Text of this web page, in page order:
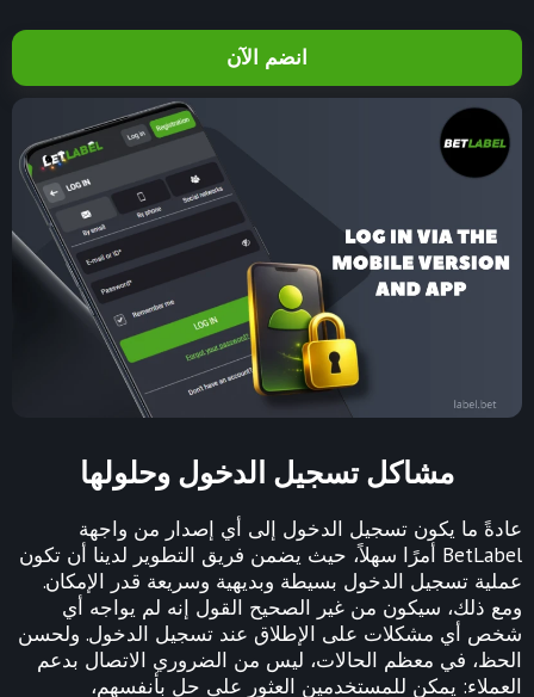
انضم الآن
مشاكل تسجيل الدخول وحلولها
عادةً ما يكون تسجيل الدخول إلى أي إصدار من واجهة
BetLabel أمرًا سهلاً، حيث يضمن فريق التطوير لدينا أن تكون
عملية تسجيل الدخول بسيطة وبديهية وسريعة قدر الإمكان.
ومع ذلك، سيكون من غير الصحيح القول إنه لم يواجه أي
شخص أي مشكلات على الإطلاق عند تسجيل الدخول. ولحسن
الحظ، في معظم الحالات، ليس من الضروري الاتصال بدعم
العملاء: يمكن للمستخدمين العثور على حل بأنفسهم،